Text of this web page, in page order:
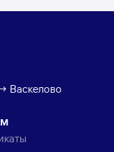
Васкелово